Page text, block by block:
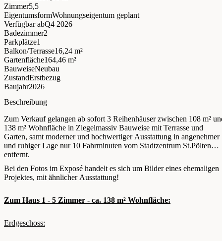
Zimmer5,5
EigentumsformWohnungseigentum geplant
Verfügbar abQ4 2026
Badezimmer2
Parkplätze1
Balkon/Terrasse16,24 m²
Gartenfläche164,46 m²
BauweiseNeubau
ZustandErstbezug
Baujahr2026
Beschreibung
Zum Verkauf gelangen ab sofort 3 Reihenhäuser zwischen 108 m²
138 m² Wohnfläche in Ziegelmassiv Bauweise mit Terrasse und
Garten, samt moderner und hochwertiger Ausstattung in angenehmer
und ruhiger Lage nur 10 Fahrminuten vom Stadtzentrum St.Pölten
entfernt.
Bei den Fotos im Exposé handelt es sich um Bilder eines ehemaligen
Projektes, mit ähnlicher Ausstattung!
Zum Haus 1 - 5 Zimmer - ca. 138 m² Wohnfläche:
Erdgeschoss: